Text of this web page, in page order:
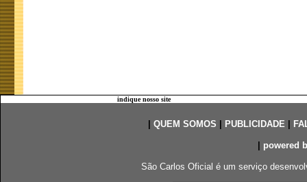
indique nosso site
QUEM SOMOS PUBLICIDADE|
powered
São Carlos Oficial é um serviço